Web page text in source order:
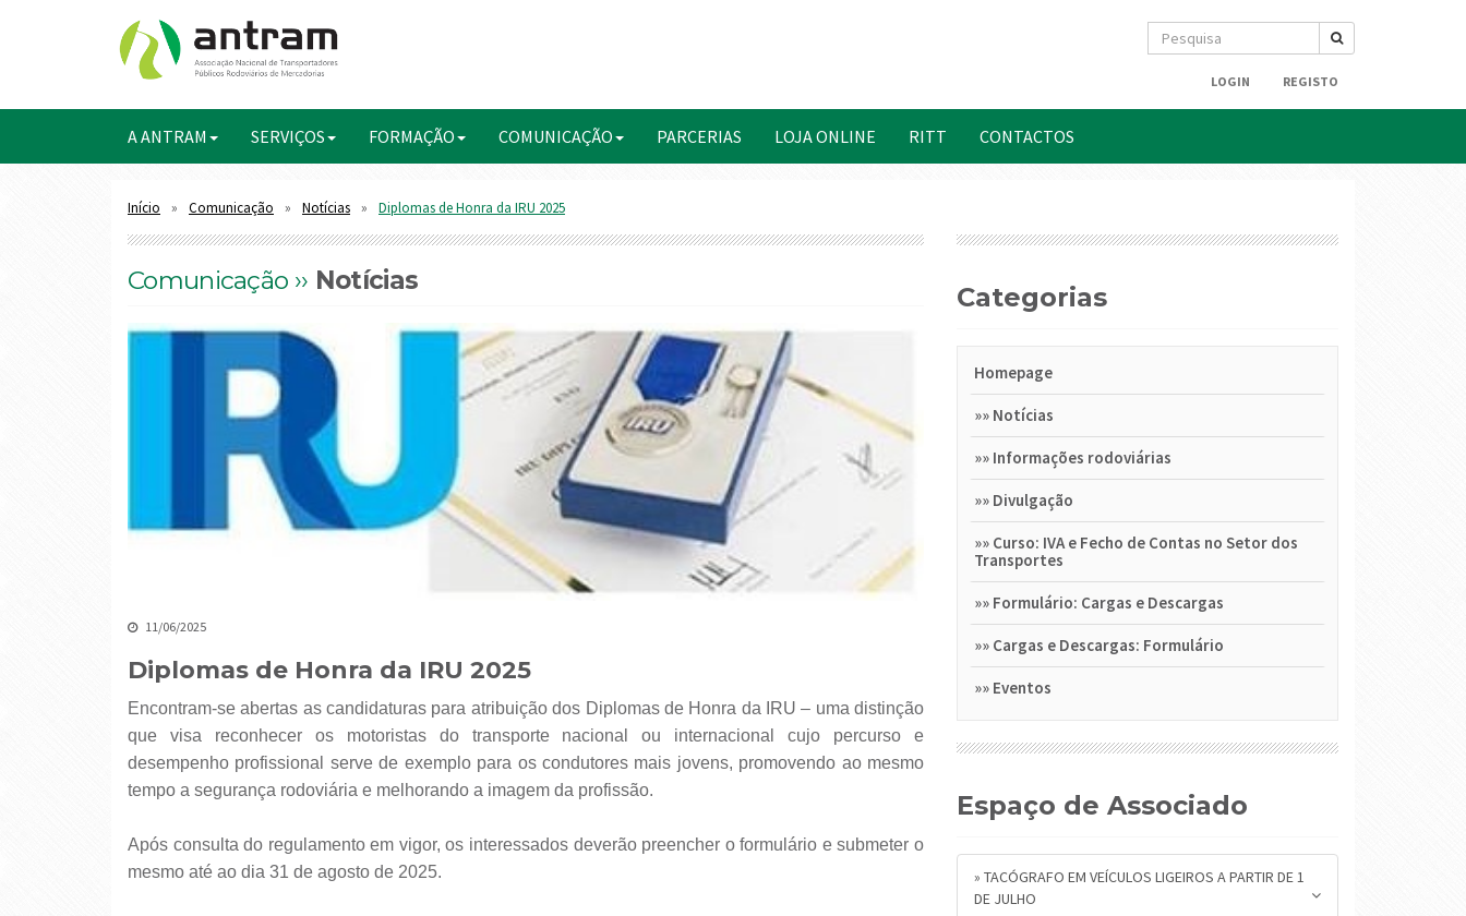
LOGIN REGISTO
A ANTRAM SERVIÇOS FORMAÇÃO COMUNICAÇÃO PARCERIAS LOJA ONLINE RITT CONTACTOS
Início Comunicação Notícias Diplomas de Honra da IRU 2025
Comunicação ›› Notícias
11/06/2025
Diplomas de Honra da IRU 2025
Encontram-se abertas as candidaturas para atribuição dos Diplomas de Honra da IRU – uma distinção
que visa reconhecer os motoristas do transporte nacional ou internacional cujo percurso e
desempenho profissional serve de exemplo para os condutores mais jovens, promovendo ao mesmo
tempo a segurança rodoviária e melhorando a imagem da profissão.
Após consulta do regulamento em vigor, os interessados deverão preencher o formulário e submeter o
mesmo até ao dia 31 de agosto de 2025.
Categorias
Homepage
»» Notícias
»» Informações rodoviárias
»» Divulgação
»» Curso: IVA e Fecho de Contas no Setor dos
Transportes
»» Formulário: Cargas e Descargas
»» Cargas e Descargas: Formulário
»» Eventos
Espaço de Associado
» TACÓGRAFO EM VEÍCULOS LIGEIROS A PARTIR DE 1
DE JULHO